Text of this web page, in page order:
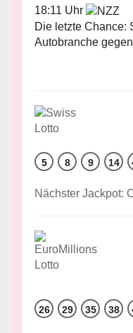
18:11 Uhr
Die letzte Chance:
Autobranche
5 8 9 14
Nächster Jackpot:
26 29 35 38